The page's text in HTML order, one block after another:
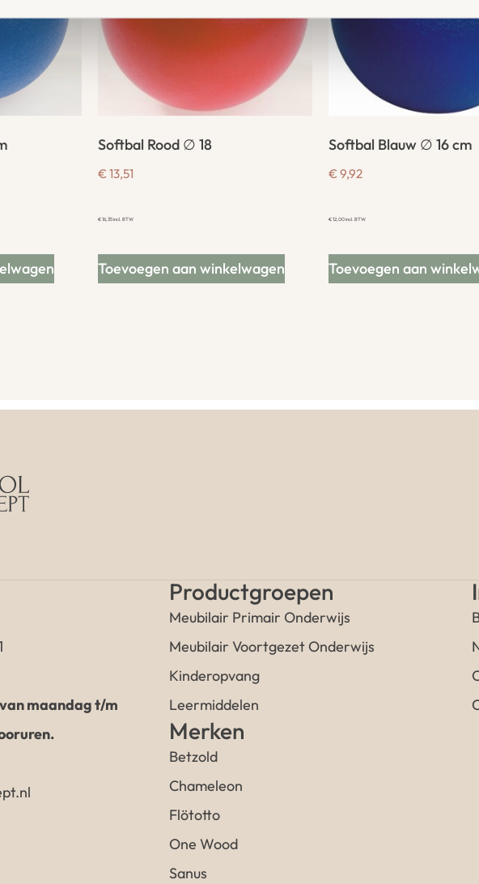
Softbal Rood ∅ 18
€ 13,51
€16,35incl. BTW
Toevoegen aan winkelwagen
Softbal Blauw ∅ 16 cm
€ 9,92
€12,00incl. BTW
Toevoegen aan
maandag t/m
Productgroepen
Meubilair Primair Onderwijs
Meubilair Voortgezet Onderwijs
Kinderopvang
Leermiddelen
Merken
Betzold
Chameleon
Flötotto
One Wood
Sanus